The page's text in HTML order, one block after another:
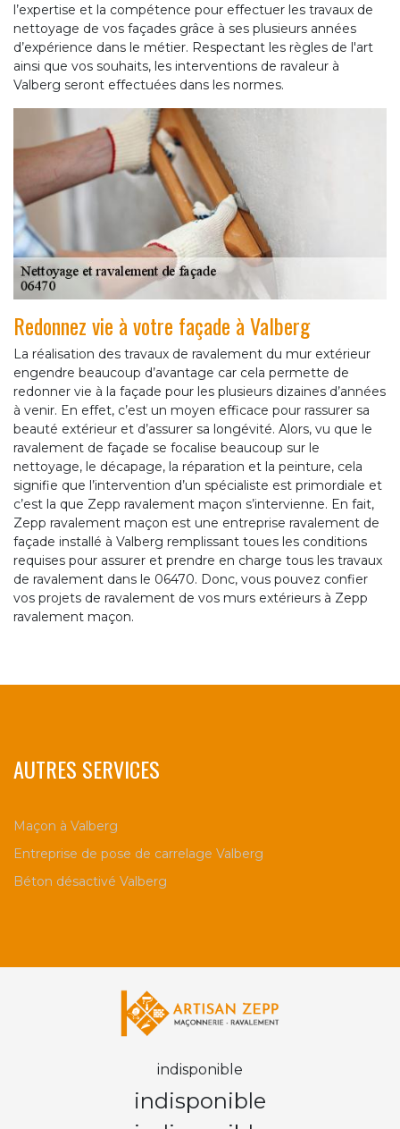
l’expertise et la compétence pour effectuer les travaux de
nettoyage de vos façades grâce à ses plusieurs années
d’expérience dans le métier. Respectant les règles de l'art
ainsi que vos souhaits, les interventions de ravaleur à
Valberg seront effectuées dans les normes.
Redonnez vie à votre façade à Valberg
La réalisation des travaux de ravalement du mur extérieur
engendre beaucoup d’avantage car cela permette de
redonner vie à la façade pour les plusieurs dizaines d’années
à venir. En effet, c’est un moyen efficace pour rassurer sa
beauté extérieur et d’assurer sa longévité. Alors, vu que le
ravalement de façade se focalise beaucoup sur le
nettoyage, le décapage, la réparation et la peinture, cela
signifie que l’intervention d’un spécialiste est primordiale et
c’est la que Zepp ravalement maçon s’intervienne. En fait,
Zepp ravalement maçon est une entreprise ravalement de
façade installé à Valberg remplissant toues les conditions
requises pour assurer et prendre en charge tous les travaux
de ravalement dans le 06470. Donc, vous pouvez confier
vos projets de ravalement de vos murs extérieurs à Zepp
ravalement maçon.
AUTRES SERVICES
Maçon à Valberg
Entreprise de pose de carrelage Valberg
Béton désactivé Valberg
indisponible
indisponible